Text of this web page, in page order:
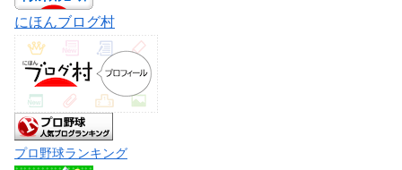
にほんブログ村
プロ野球ランキング